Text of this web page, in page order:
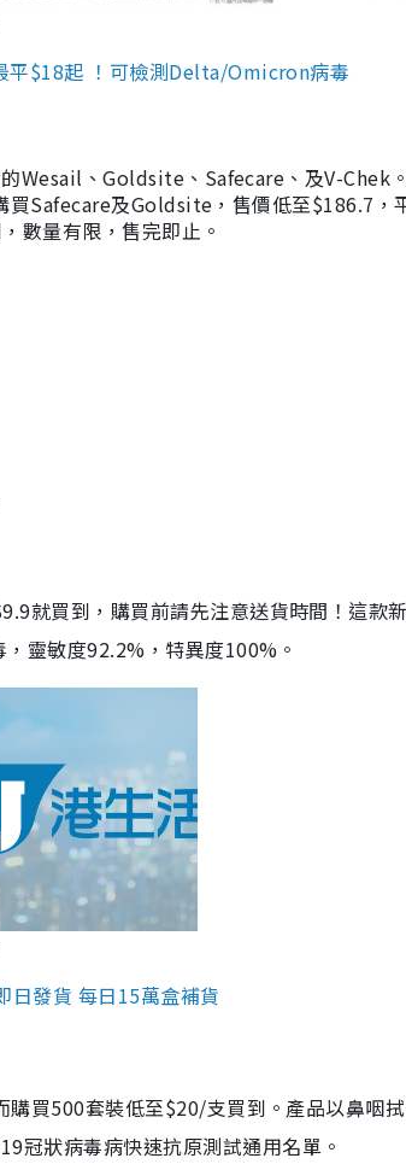
平$18起 ！可檢測Delta/Omicron病毒
Wesail、Goldsite、Safecare、及V-Chek
買Safecare及Goldsite，售價低至$186.7，
數量有限，售完即止。
就買到，購買前請先注意送貨時間！這款
靈敏度92.2%，特異度100%。
日發貨 每日15萬盒補貨
買500套裝低至$20/支買到。產品以鼻咽
冠狀病毒病快速抗原測試通用名單。